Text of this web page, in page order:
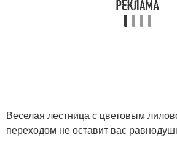
Веселая лестница с цветовым
переходом не оставит вас